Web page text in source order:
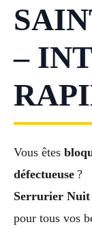
–
Vous êtes
défectueuse ?
Serrurier
pour tous vos